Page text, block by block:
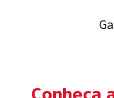
Mais de 50